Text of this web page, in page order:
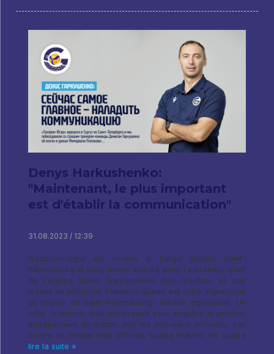
Denys Harkushenko:
"Maintenant, le plus important
est d'établir la communication"
31.08.2023 / 12:39
Gazprom-Ugra est revenu à Surgut depuis Saint-
Pétersbourg et nous avons discuté avec l'entraîneur-chef
de l'équipe Denis Garkushenko des résultats et des
leçons du Mémorial Platonov. Quelle est votre impression
du tournoi de Saint-Pétersbourg? Double impression. Un
côté, le tournoi était nécessaire pour acquérir le premier
entraînement de match, voir les nouveaux arrivants, par
contre un format très difficile, quatre matchs en quatre
lire la suite »